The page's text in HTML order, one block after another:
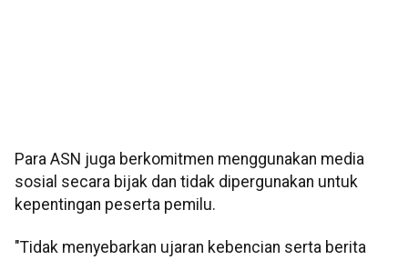
Para ASN juga berkomitmen menggunakan media
sosial secara bijak dan tidak dipergunakan untuk
kepentingan peserta pemilu.
"Tidak menyebarkan ujaran kebencian serta berita